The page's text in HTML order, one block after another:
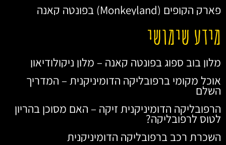
פארק הקופים (Monkeyland) בפונטה קאנה
מידע שימושי
מלון בוב ספוג בפונטה קאנה – מלון ניקולודיאון
אוכל מקומי ברפובליקה הדומיניקנית – המדריך
השלם
הרפובליקה הדומיניקנית זיקה – האם מסוכן בהריון
לטוס לרפובליקה?
השכרת רכב ברפובליקה הדומיניקנית